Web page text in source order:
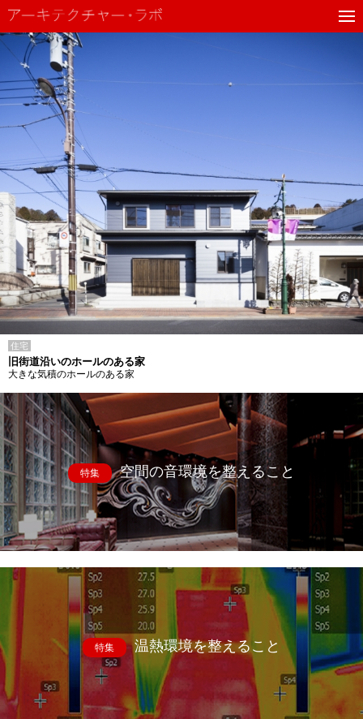
住宅
旧街道沿いのホールのある家
大きな気積のホールのある家
特集 空間の音環境を整えること
特集 温熱環境を整えること